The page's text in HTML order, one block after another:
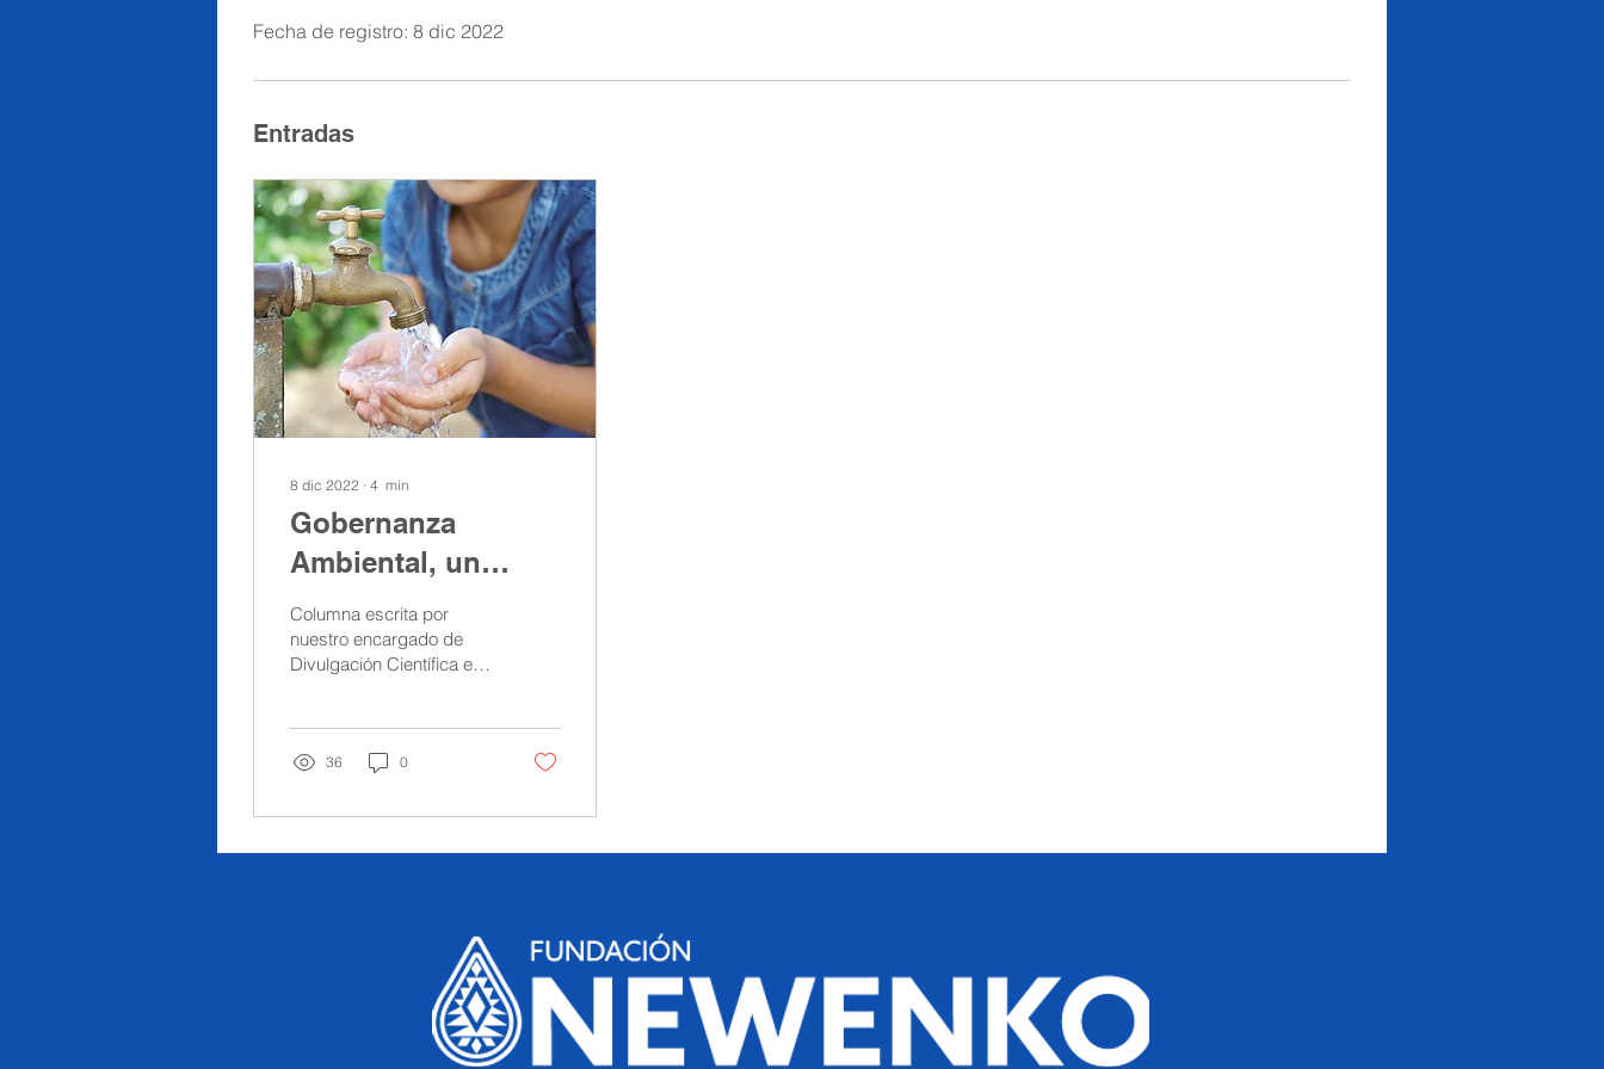
Fecha de registro: 8 dic 2022
Entradas
8 dic 2022 ∙ 4 min
Gobernanza
Ambiental, un
camino que Chile
puede recorrer
Columna escrita por
nuestro encargado de
Divulgación Científica en
36 0